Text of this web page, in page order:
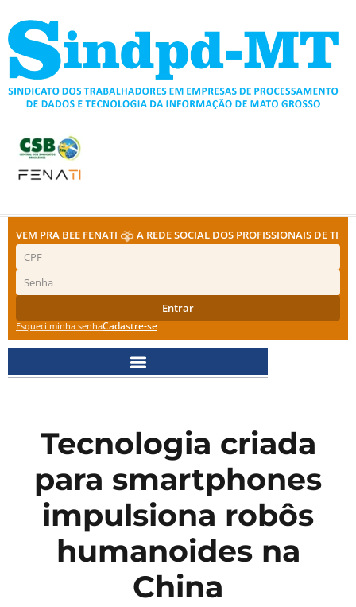
para
conteúdo
VEM PRA BEE FENATI A REDE SOCIAL DOS PROFISSIONAIS DE TI
Entrar
Esqueci minha senhaCadastre-se
Tecnologia criada
para smartphones
impulsiona robôs
humanoides na
China